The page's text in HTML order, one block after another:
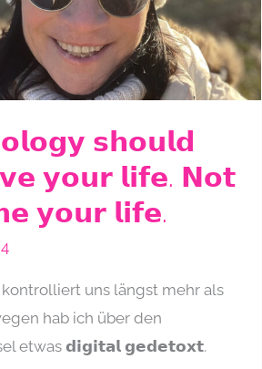
𝘀𝗵𝗼𝘂𝗹𝗱
𝘆𝗼𝘂𝗿 𝗹𝗶𝗳𝗲. 𝗡𝗼𝘁
𝘆𝗼𝘂𝗿 𝗹𝗶𝗳𝗲.
uns längst mehr als
hab ich über den
etwas 𝗱𝗶𝗴𝗶𝘁𝗮𝗹 𝗴𝗲𝗱𝗲𝘁𝗼𝘅𝘁.